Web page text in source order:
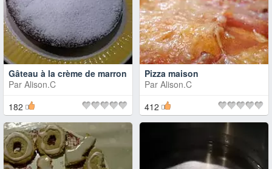
Gâteau à la crème de marron
Par Alison.C
182
Pizza maison
Par Alison.C
412